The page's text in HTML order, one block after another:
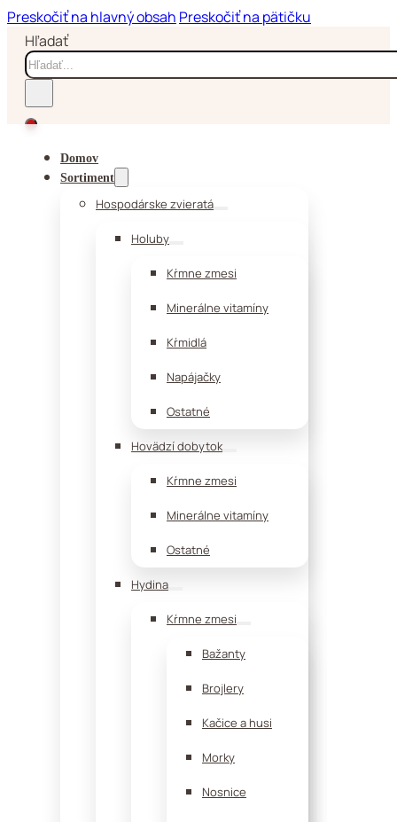
Preskočiť na hlavný obsah Preskočiť na pätičku
Hľadať
Domov
Sortiment
Hospodárske zvieratá
Holuby
Kŕmne zmesi
Minerálne vitamíny
Kŕmidlá
Napájačky
Ostatné
Hovädzí dobytok
Kŕmne zmesi
Minerálne vitamíny
Ostatné
Hydina
Kŕmne zmesi
Bažanty
Brojlery
Kačice a husi
Morky
Nosnice